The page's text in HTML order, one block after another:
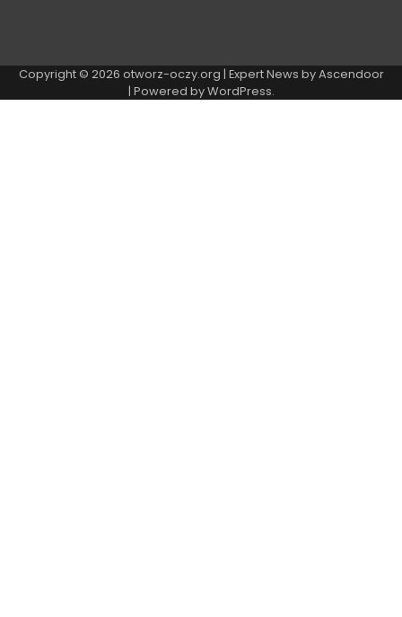
Copyright © 2026 otworz-oczy.org | Expert News byAscendoor
| Powered byWordPress.